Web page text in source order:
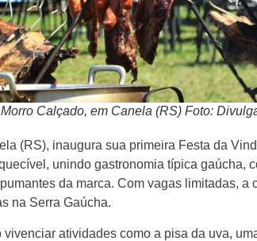
Calçado, em Canela (RS) Foto:
(RS), inaugura sua primeira Festa da
unindo gastronomia típica gaúcha,
da marca. Com vagas limitadas, a
na Serra Gaúcha.
atividades como a pisa da uva,